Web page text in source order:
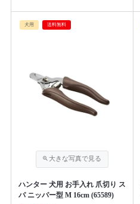
犬用 送料無料
ハンター 犬用 お手入れ 爪切り ス
パ ニッパー型 M 16cm (65589)